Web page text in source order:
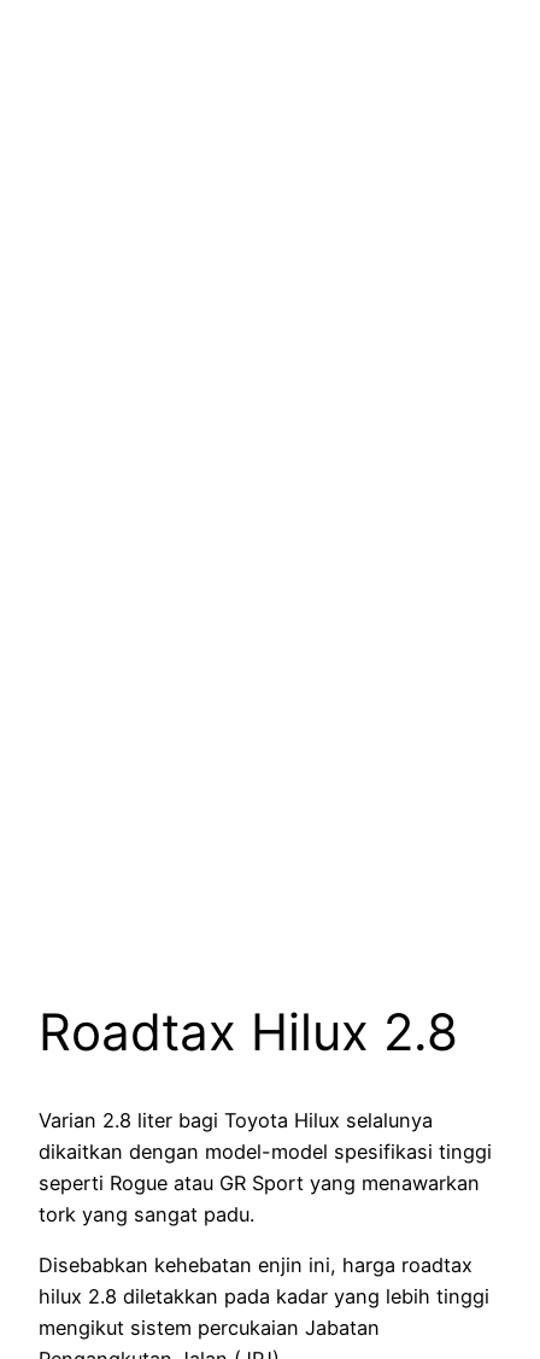
Roadtax Hilux 2.8
Varian 2.8 liter bagi Toyota Hilux selalunya
dikaitkan dengan model-model spesifikasi tinggi
seperti Rogue atau GR Sport yang menawarkan
tork yang sangat padu.
Disebabkan kehebatan enjin ini, harga roadtax
hilux 2.8 diletakkan pada kadar yang lebih tinggi
mengikut sistem percukaian Jabatan